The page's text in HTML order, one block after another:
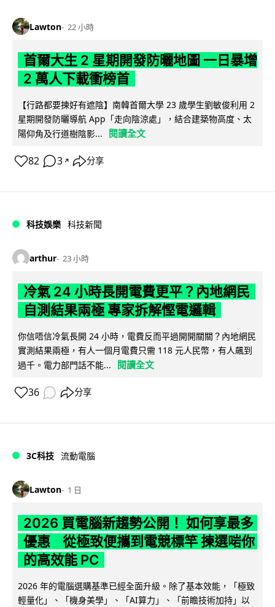
Lawton 22 小時
首爾大生 2 星期開發防曬地圖 一日暴增
2 萬人下載衝榜首
【行路都要揀好有遮陰】南韓首爾大學 23 歲學生劉敏俊利用 2
星期開發防曬導航 App「走向陰涼處」，結合建築物高度、太
陽仰角及行道樹陰影...
閱讀全文
82 3 ↗ 分享
科技娛樂 科技新聞
arthur 23 小時
冷氣 24 小時長開電費更平？內地網民
自測結果兩極 專家拆解慳電邏輯
你信唔信冷氣長開 24 小時，電費反而平過開開關關？內地網民
實測結果兩極，有人一個月電費只需 118 元人民幣，有人飆到
過千。電力部門話不能...
閱讀全文
36 分享
3C科技 流動電腦
Lawton 1 日
2026 買電腦新趨勢公開！ 如何享最多
優惠 從極致便攜到電競標竿 揀選啱你
的高效能 PC
2026 年的電腦選購基準已經全面升級。除了基本效能，「極致
輕量化」、「機身美學」、「AI算力」、「前瞻技術加持」以